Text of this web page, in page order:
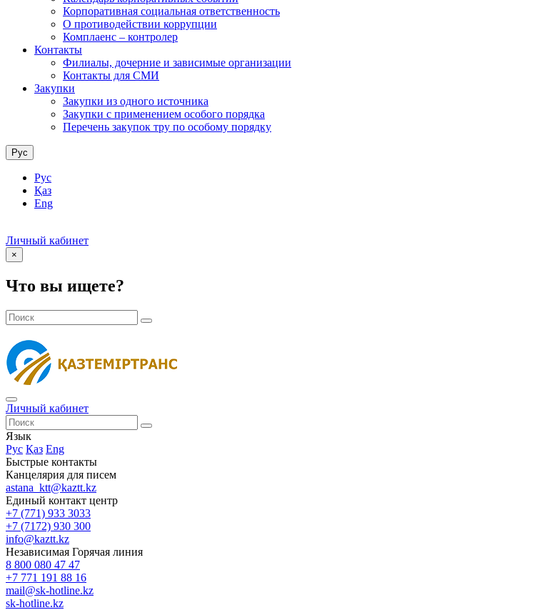
Корпоративная социальная ответственность
О противодействии коррупции
Комплаенс – контролер
Контакты
Филиалы, дочерние и зависимые организации
Контакты для СМИ
Закупки
Закупки из одного источника
Закупки с применением особого порядка
Перечень закупок тру по особому порядку
Рус
Рус
Қаз
Eng
Личный кабинет
×
Что вы ищете?
Личный кабинет
Язык
Рус Қаз Eng
Быстрые контакты
Канцелярия для писем
astana_ktt@kaztt.kz
Единый контакт центр
+7 (771) 933 3033
+7 (7172) 930 300
info@kaztt.kz
Независимая Горячая линия
8 800 080 47 47
+7 771 191 88 16
mail@sk-hotline.kz
sk-hotline.kz